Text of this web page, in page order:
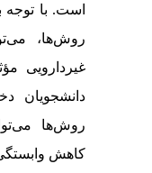
است. با توجه
روش‌ها،
غیردارویی
دانشجویان
روش‌ها
کاهش وابستگی